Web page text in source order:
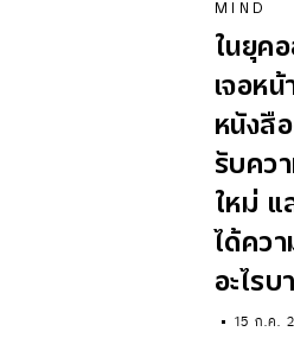
MIND
ในยุค
เจอห
หนังสื
รับคว
ใหม่ แ
ได้คว
อะไรบ
15 ก.ค.